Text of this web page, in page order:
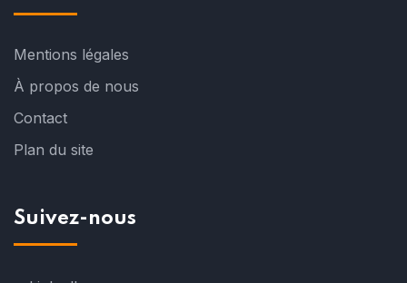
Mentions légales
À propos de nous
Contact
Plan du site
Suivez-nous